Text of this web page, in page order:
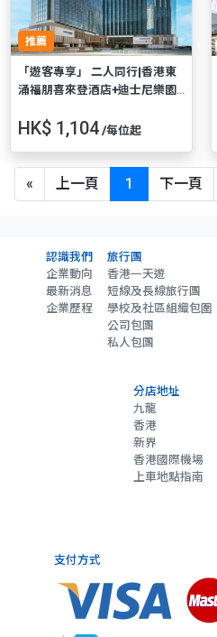
推薦
「遊客專享」 二人同行|香港東
涌福朋喜來登酒店+迪士尼樂園
HK$ 1,104 /每位起
« 上一頁 1 下一頁
認識我們
企業動向
最新消息
企業歷程
旅行團
香港一天遊
短線及長線旅行團
學校及社區組織包圍
公司包團
私人包團
分店地址
九龍
香港
新界
香港國際機場
上車地點指南
支付方式